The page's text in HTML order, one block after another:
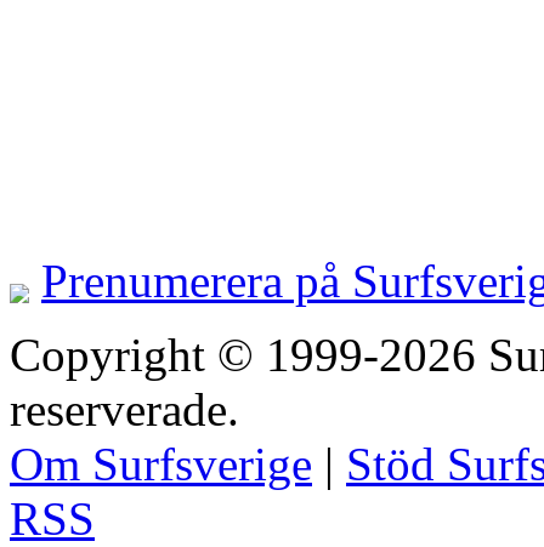
Prenumerera på
Copyright © 1999-2026
reserverade.
Om Surfsverige | Stöd
RSS